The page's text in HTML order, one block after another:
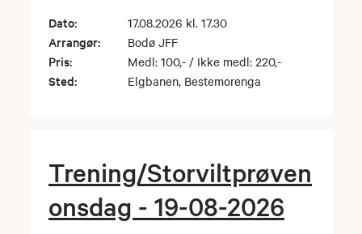
Dato: 17.08.2026 kl. 17.30
Arrangør: Bodø JFF
Pris: Medl: 100,- / Ikke medl: 220,-
Sted: Elgbanen, Bestemorenga
Trening/Storviltprøven
onsdag - 19-08-2026